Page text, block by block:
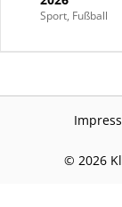
Sport, Fußball
© 2026